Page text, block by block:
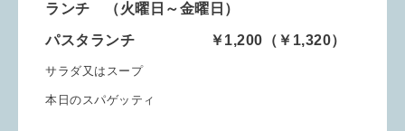
ランチ （火曜日～金曜日）
パスタランチ ￥1,200（￥1,320）
サラダ又はスープ
本日のスパゲッティ